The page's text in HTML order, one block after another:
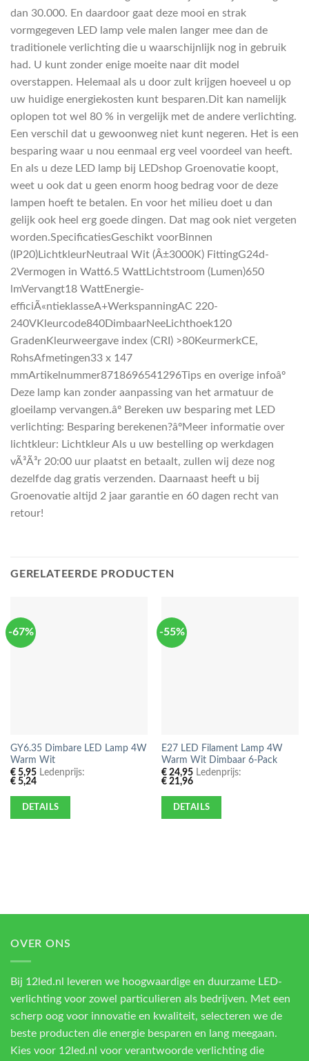
dan 30.000. En daardoor gaat deze mooi en strak
vormgegeven LED lamp vele malen langer mee dan de
traditionele verlichting die u waarschijnlijk nog in gebruik
had. U kunt zonder enige moeite naar dit model
overstappen. Helemaal als u door zult krijgen hoeveel u op
uw huidige energiekosten kunt besparen.Dit kan namelijk
oplopen tot wel 80 % in vergelijk met de andere verlichting.
Een verschil dat u gewoonweg niet kunt negeren. Het is een
besparing waar u nou eenmaal erg veel voordeel van heeft.
En als u deze LED lamp bij LEDshop Groenovatie koopt,
weet u ook dat u geen enorm hoog bedrag voor de deze
lampen hoeft te betalen. En voor het milieu doet u dan
gelijk ook heel erg goede dingen. Dat mag ook niet vergeten
worden.SpecificatiesGeschikt voorBinnen
(IP20)LichtkleurNeutraal Wit (Â±3000K) FittingG24d-
2Vermogen in Watt6.5 WattLichtstroom (Lumen)650
lmVervangt18 WattEnergie-
efficiÃ«ntieklasseA+WerkspanningAC 220-
240VKleurcode840DimbaarNeeLichthoek120
GradenKleurweergave index (CRI) >80KeurmerkCE,
RohsAfmetingen33 x 147
mmArtikelnummer8718696541296Tips en overige infoâº
Deze lamp kan zonder aanpassing van het armatuur de
gloeilamp vervangen.âº Bereken uw besparing met LED
verlichting: Besparing berekenen?âºMeer informatie over
lichtkleur: Lichtkleur Als u uw bestelling op werkdagen
vÃ³Ã³r 20:00 uur plaatst en betaalt, zullen wij deze nog
dezelfde dag gratis verzenden. Daarnaast heeft u bij
Groenovatie altijd 2 jaar garantie en 60 dagen recht van
retour!
GERELATEERDE PRODUCTEN
-67%
GY6.35 Dimbare LED Lamp 4W
Warm Wit
€5,95Ledenprijs:
€5,24
DETAILS
-55%
E27 LED Filament Lamp 4W
Warm Wit Dimbaar 6-Pack
€24,95Ledenprijs:
€21,96
DETAILS
OVER ONS
Bij 12led.nl leveren we hoogwaardige en duurzame LED-
verlichting voor zowel particulieren als bedrijven. Met een
scherp oog voor innovatie en kwaliteit, selecteren we de
beste producten die energie besparen en lang meegaan.
Kies voor 12led.nl voor verantwoorde verlichting die